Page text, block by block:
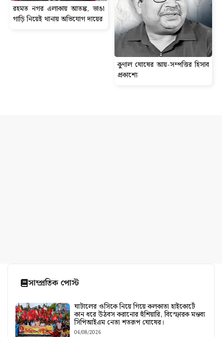
রহমত নগর এলাকায় আতঙ্ক, ভাঙা
গাড়ি নিয়েই থানায় অভিযোগ দায়ের
কুণাল ঘোষের আয়-সম্পত্তির হিসাব
প্রকাশ্যে
সাম্প্রতিক পোস্ট
ঘাটালের ওসিকে নিয়ে গিয়ে কলকাতা হাইকোর্টে
কান ধরে উঠবস করানোর হুঁশিয়ারি, বিস্ফোরক মন্তব্য
সিপিআইএম নেতা শতরূপ ঘোষের।
06/08/2026